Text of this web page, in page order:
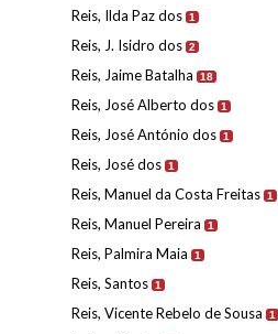
Reis, Ilda Paz dos 1
Reis, J. Isidro dos 2
Reis, Jaime Batalha 18
Reis, José Alberto dos 1
Reis, José António dos 1
Reis, José dos 1
Reis, Manuel da Costa Freitas 1
Reis, Manuel Pereira 1
Reis, Palmira Maia 1
Reis, Santos 1
Reis, Vicente Rebelo de Sousa 1